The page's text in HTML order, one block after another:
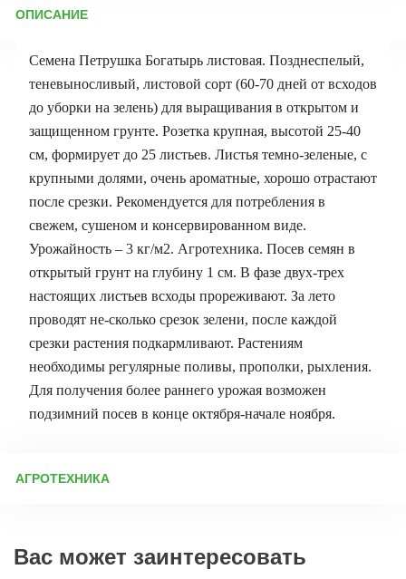
Бренд товара:
Срок отправки:ежедневно
ОПИСАНИЕ
Семена Петрушка Богатырь листовая. Позднеспелый,
теневыносливый, листовой сорт (60-70 дней от всходов
до уборки на зелень) для выращивания в открытом и
защищенном грунте. Розетка крупная, высотой 25-40
см, формирует до 25 листьев. Листья темно-зеленые, с
крупными долями, очень ароматные, хорошо отрастают
после срезки. Рекомендуется для потребления в
свежем, сушеном и консервированном виде.
Урожайность – 3 кг/м2. Агротехника. Посев семян в
открытый грунт на глубину 1 см. В фазе двух-трех
настоящих листьев всходы прореживают. За лето
проводят не-сколько срезок зелени, после каждой
срезки растения подкармливают. Растениям
необходимы регулярные поливы, прополки, рыхления.
Для получения более раннего урожая возможен
подзимний посев в конце октября-начале ноября.
АГРОТЕХНИКА
южную или юго-западную сторону огорода, защищенную от
сильных ветров. Подготовка почвы и семян Грунт
Вас может заинтересовать